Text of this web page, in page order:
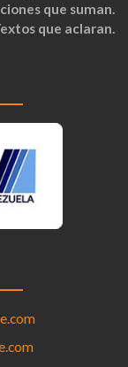
que suman.
que aclaran.